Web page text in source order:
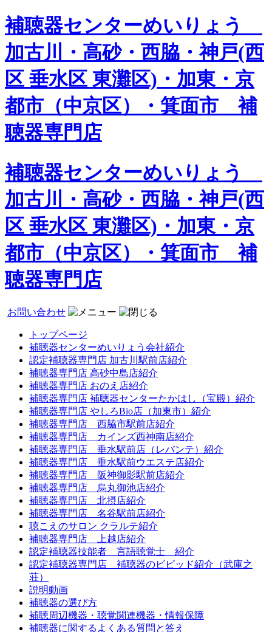
補聴器センターめいりょう
加古川・高砂・西脇・神戸(西
区 垂水区 東灘区)・加東・京
都市（中京区）・箕面市 補
聴器専門店
補聴器センターめいりょう
加古川・高砂・西脇・神戸(西
区 垂水区 東灘区)・加東・京
都市（中京区）・箕面市 補
聴器専門店
お問い合わせ
トップページ
補聴器センターめいりょう会社紹介
認定補聴器専門店 加古川駅前店紹介
補聴器専門店 高砂中島店紹介
補聴器専門店 おのえ店紹介
補聴器専門店 補聴器センターたかはし（宝殿）紹介
補聴器専門店 やしろBio店（加東市）紹介
補聴器専門店 西脇市駅前店紹介
補聴器専門店 カインズ西神南店紹介
補聴器専門店 垂水駅前店（レバンテ）紹介
補聴器専門店 垂水駅前ウエステ店紹介
補聴器専門店 阪神御影駅前店紹介
補聴器専門店 烏丸御池店紹介
補聴器専門店 北摂店紹介
補聴器専門店 名谷駅前店紹介
聴こえのサロン クラルテ紹介
補聴器専門店 上越店紹介
認定補聴器技能者 言語聴覚士 紹介
認定補聴器専門店 補聴器のビビッド紹介（武庫之
荘）
説明動画
補聴器の選び方
補聴周辺機器・聴覚関連機器・情報保障
補聴器に関するよくある質問と答え